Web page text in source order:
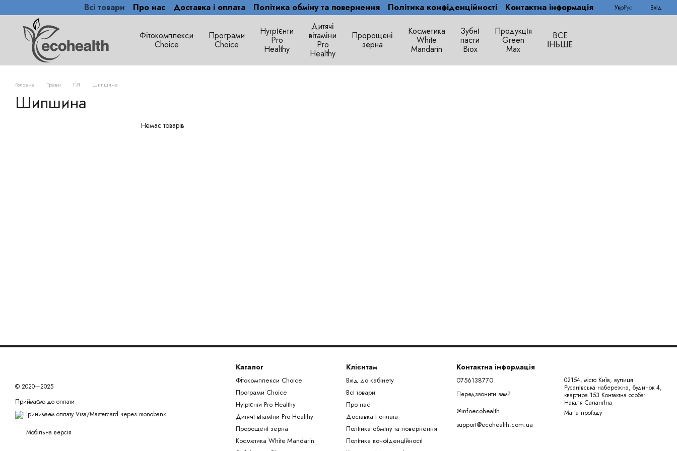
Перейти до основного контенту
Всі товари Про нас Доставка і оплата Політика обміну та повернення Політика конфіденційності Контактна інформація УкрРус Вхід
Фітокомплекси
Сhoice
Програми
Choice
Нутрієнти
Рro
Healthy
Дитячі
вітаміни
Pro
Healthy
Пророщені
зерна
Косметика
White
Mandarin
Зубні
пасти
Biox
Продукція
Green
Max
ВСЕ
ІНЬШЕ
Головна Трави Г-Я Шипшина
Шипшина
Немає товарів
© 2020—2025
Приймаємо до оплати
Мобільна версія
Каталог
Фітокомплекси Сhoice
Програми Choice
Нутрієнти Рro Healthy
Дитячі вітаміни Pro Healthy
Пророщені зерна
Косметика White Mandarin
Клієнтам
Вхід до кабінету
Всі товари
Про нас
Доставка і оплата
Політика обміну та повернення
Політика конфіденційності
Контактна інформація
0756138770
Передзвонити вам?
@infoecohealth
support@ecohealth.com.ua
02154, місто Київ, вулиця
Русанівська набережна, будинок 4,
квартира 153 Контактна особа:
Наталя Салангіна
Мапа проїзду